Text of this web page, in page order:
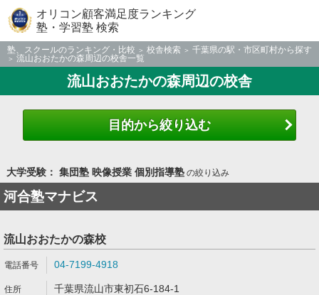
オリコン顧客満足度ランキング
塾・学習塾 検索
塾、スクールのランキング・比較 校舎検索
千葉県の駅・市区町村から探す
流山おおたかの森周辺の校舎一覧
流山おおたかの森周辺の校舎
目的から絞り込む
大学受験： 集団塾 映像授業 個別指導塾の絞り込み
河合塾マナビス
流山おおたかの森校
04-7199-4918
千葉県流山市東初石6-184-1